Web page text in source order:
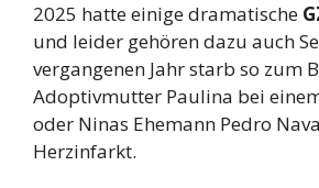
2025 hatte einige dramatische
und leider gehören dazu auch
vergangenen Jahr starb so zum
Adoptivmutter Paulina bei
oder Ninas Ehemann Pedro
Herzinfarkt.